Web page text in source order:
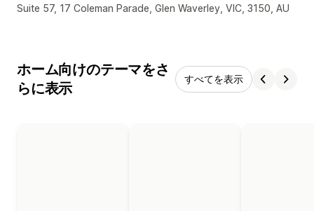
デザイナーの連絡先情報
Suite 57, 17 Coleman Parade, Glen Waverley, VIC, 3150, AU
ホーム向けのテーマをさ
らに表示
すべてを表示